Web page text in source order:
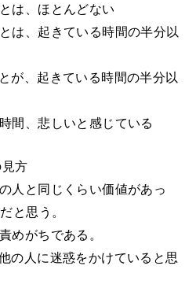
は、ほとんどない
は、起きている時間の半分以
が、起きている時間の半分以
間、悲しいと感じている
見方
人と同じくらい価値があっ
と思う。
めがちである。
の人に迷惑をかけていると思